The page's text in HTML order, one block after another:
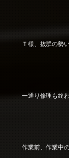
Ｔ様、抜群の勢
一通り修理も終
作業前、作業中